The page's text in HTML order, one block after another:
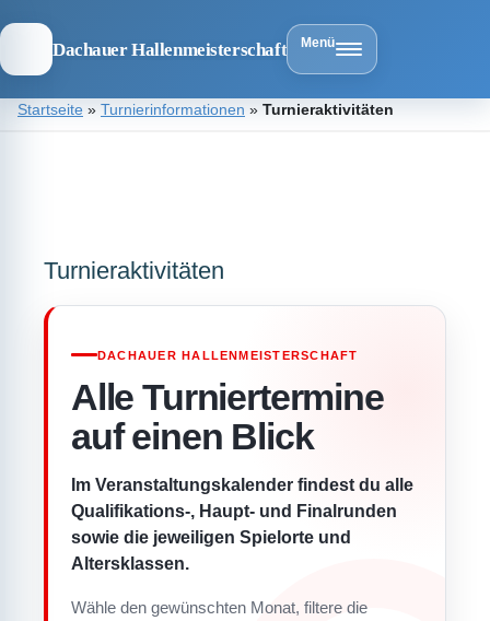
Dachauer Hallenmeisterschaft Menü
ZumStartseite » Turnierinformationen » Turnieraktivitäten
Turnieraktivitäten
DACHAUER HALLENMEISTERSCHAFT
Alle Turniertermine
auf einen Blick
Im Veranstaltungskalender findest du alle
Qualifikations-, Haupt- und Finalrunden
sowie die jeweiligen Spielorte und
Altersklassen.
Wähle den gewünschten Monat, filtere die